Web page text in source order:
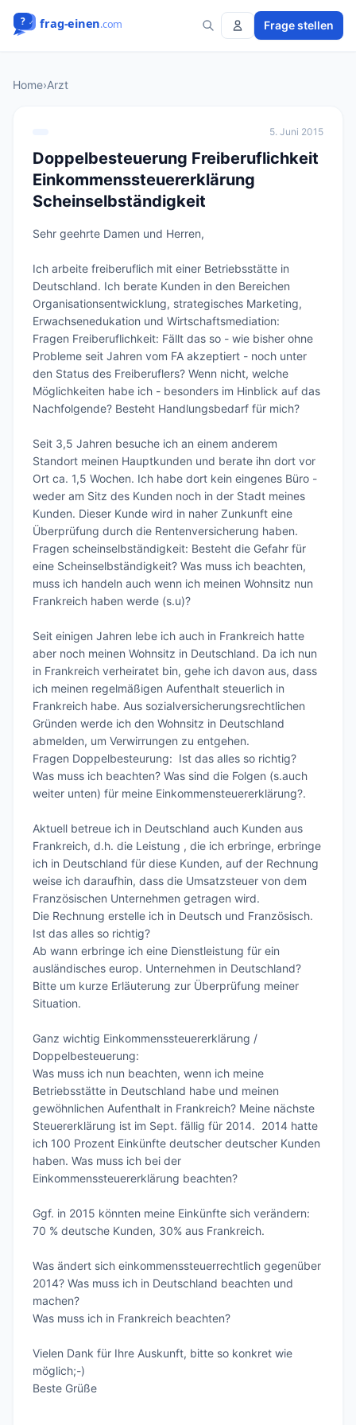
Frage stellen
Home›Arzt
5. Juni 2015
Doppelbesteuerung Freiberuflichkeit
Einkommenssteuererklärung
Scheinselbständigkeit
Sehr geehrte Damen und Herren,
Ich arbeite freiberuflich mit einer Betriebsstätte in
Deutschland. Ich berate Kunden in den Bereichen
Organisationsentwicklung, strategisches Marketing,
Erwachsenedukation und Wirtschaftsmediation:
Fragen Freiberuflichkeit: Fällt das so - wie bisher ohne
Probleme seit Jahren vom FA akzeptiert - noch unter
den Status des Freiberuflers? Wenn nicht, welche
Möglichkeiten habe ich - besonders im Hinblick auf das
Nachfolgende? Besteht Handlungsbedarf für mich?
Seit 3,5 Jahren besuche ich an einem anderem
Standort meinen Hauptkunden und berate ihn dort vor
Ort ca. 1,5 Wochen. Ich habe dort kein eingenes Büro -
weder am Sitz des Kunden noch in der Stadt meines
Kunden. Dieser Kunde wird in naher Zunkunft eine
Überprüfung durch die Rentenversicherung haben.
Fragen scheinselbständigkeit: Besteht die Gefahr für
eine Scheinselbständigkeit? Was muss ich beachten,
muss ich handeln auch wenn ich meinen Wohnsitz nun
Frankreich haben werde (s.u)?
Seit einigen Jahren lebe ich auch in Frankreich hatte
aber noch meinen Wohnsitz in Deutschland. Da ich nun
in Frankreich verheiratet bin, gehe ich davon aus, dass
ich meinen regelmäßigen Aufenthalt steuerlich in
Frankreich habe. Aus sozialversicherungsrechtlichen
Gründen werde ich den Wohnsitz in Deutschland
abmelden, um Verwirrungen zu entgehen.
Fragen Doppelbesteurung:  Ist das alles so richtig?
Was muss ich beachten? Was sind die Folgen (s.auch
weiter unten) für meine Einkommensteuererklärung?.
Aktuell betreue ich in Deutschland auch Kunden aus
Frankreich, d.h. die Leistung , die ich erbringe, erbringe
ich in Deutschland für diese Kunden, auf der Rechnung
weise ich daraufhin, dass die Umsatzsteuer von dem
Französischen Unternehmen getragen wird.
Die Rechnung erstelle ich in Deutsch und Französisch.
Ist das alles so richtig?
Ab wann erbringe ich eine Dienstleistung für ein
ausländisches europ. Unternehmen in Deutschland?
Bitte um kurze Erläuterung zur Überprüfung meiner
Situation.
Ganz wichtig Einkommenssteuererklärung /
Doppelbesteuerung:
Was muss ich nun beachten, wenn ich meine
Betriebsstätte in Deutschland habe und meinen
gewöhnlichen Aufenthalt in Frankreich? Meine nächste
Steuererklärung ist im Sept. fällig für 2014.  2014 hatte
ich 100 Prozent Einkünfte deutscher deutscher Kunden
haben. Was muss ich bei der
Einkommenssteuererklärung beachten?
Ggf. in 2015 könnten meine Einkünfte sich verändern:
70 % deutsche Kunden, 30% aus Frankreich.
Was ändert sich einkommenssteuerrechtlich gegenüber
2014? Was muss ich in Deutschland beachten und
machen?
Was muss ich in Frankreich beachten?
Vielen Dank für Ihre Auskunft, bitte so konkret wie
möglich;-)
Beste Grüße